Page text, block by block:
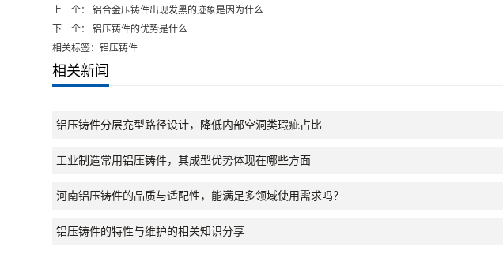
上一个：
铝合金压铸件出现发黑的迹象是因为什么
下一个：
铝压铸件的优势是什么
相关标签：铝压铸件
相关新闻
铝压铸件分层充型路径设计，降低内部空洞类瑕疵占比
工业制造常用铝压铸件，其成型优势体现在哪些方面
河南铝压铸件的品质与适配性，能满足多领域使用需求吗？
铝压铸件的特性与维护的相关知识分享